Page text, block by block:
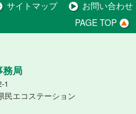
サイトマップ
お問い合わせ
PAGE TOP
務局
1
民エコステーション